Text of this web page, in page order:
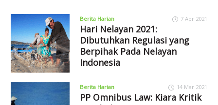
Berita Harian 7 Apr 2021
Hari Nelayan 2021:
Dibutuhkan Regulasi yang
Berpihak Pada Nelayan
Indonesia
Berita Harian 14 Mar 2021
PP Omnibus Law: Kiara Kritik